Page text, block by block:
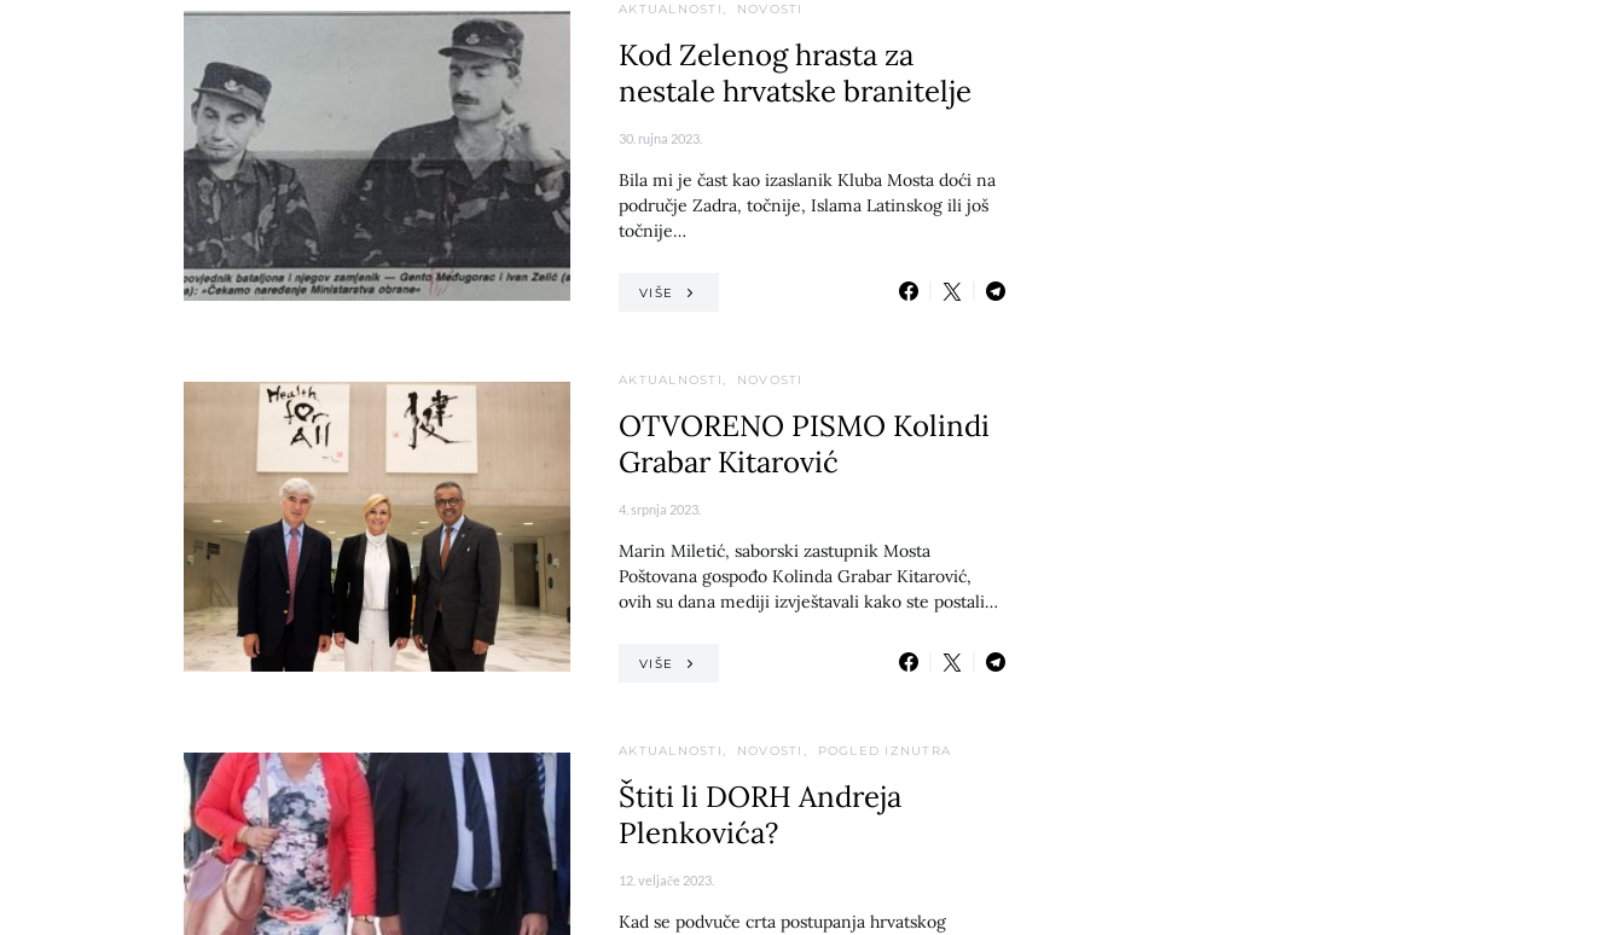
AKTUALNOSTI NOVOSTI
Kod Zelenog hrasta za
nestale hrvatske branitelje
30. rujna 2023.
Bila mi je čast kao izaslanik Kluba Mosta doći na
područje Zadra, točnije, Islama Latinskog ili još
točnije…
VIŠE
AKTUALNOSTI NOVOSTI
OTVORENO PISMO Kolindi
Grabar Kitarović
4. srpnja 2023.
Marin Miletić, saborski zastupnik Mosta
Poštovana gospođo Kolinda Grabar Kitarović,
ovih su dana mediji izvještavali kako ste postali…
VIŠE
AKTUALNOSTI NOVOSTI POGLED IZNUTRA
Štiti li DORH Andreja
Plenkovića?
12. veljače 2023.
Kad se podvuče crta postupanja hrvatskog